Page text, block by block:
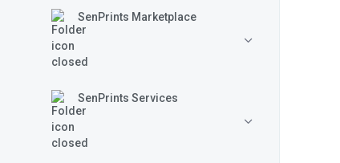
SenPrints Marketplace
SenPrints Services